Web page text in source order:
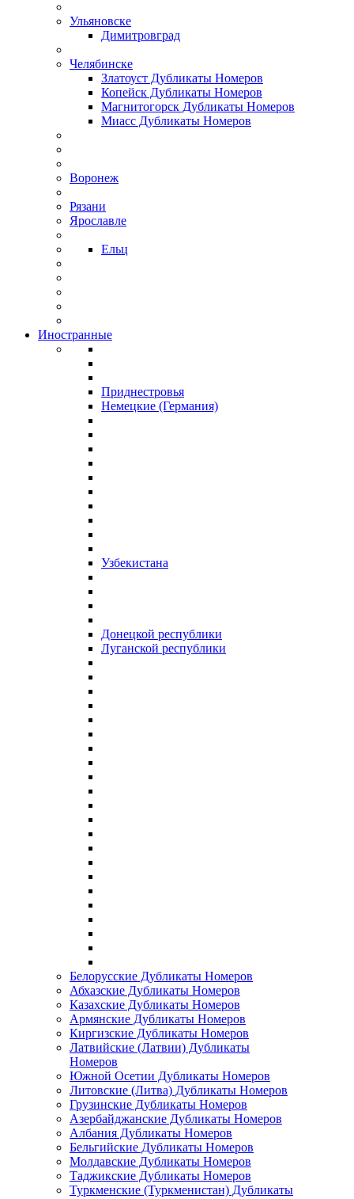
Ульяновске
Димитровград
Челябинске
Златоуст Дубликаты Номеров
Копейск Дубликаты Номеров
Магнитогорск Дубликаты Номеров
Миасс Дубликаты Номеров
Воронеж
Рязани
Ярославле
Ельц
Иностранные
Приднестровья
Немецкие (Германия)
Узбекистана
Донецкой республики
Луганской республики
Белорусские Дубликаты Номеров
Абхазские Дубликаты Номеров
Казахские Дубликаты Номеров
Армянские Дубликаты Номеров
Киргизские Дубликаты Номеров
Латвийские (Латвии) Дубликаты
Номеров
Южной Осетии Дубликаты Номеров
Литовские (Литва) Дубликаты Номеров
Грузинские Дубликаты Номеров
Азербайджанские Дубликаты Номеров
Албания Дубликаты Номеров
Бельгийские Дубликаты Номеров
Молдавские Дубликаты Номеров
Таджикские Дубликаты Номеров
Туркменские (Туркменистан) Дубликаты